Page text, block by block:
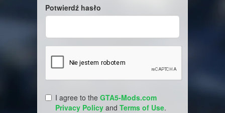
Potwierdź hasło
I agree to the GTA5-Mods.com
Privacy Policy and Terms of Use.